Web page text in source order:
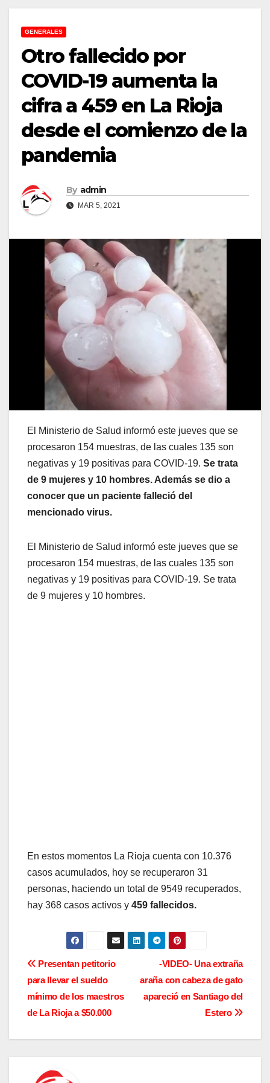
GENERALES
Otro fallecido por
COVID-19 aumenta la
cifra a 459 en La Rioja
desde el comienzo de la
pandemia
By admin
MAR 5, 2021
El Ministerio de Salud informó este jueves que se
procesaron 154 muestras, de las cuales 135 son
negativas y 19 positivas para COVID-19. Se trata
de 9 mujeres y 10 hombres. Además se dio a
conocer que un paciente falleció del
mencionado virus.
El Ministerio de Salud informó este jueves que se
procesaron 154 muestras, de las cuales 135 son
negativas y 19 positivas para COVID-19. Se trata
de 9 mujeres y 10 hombres.
En estos momentos La Rioja cuenta con 10.376
casos acumulados, hoy se recuperaron 31
personas, haciendo un total de 9549 recuperados,
hay 368 casos activos y 459 fallecidos.
N
a
v
e
-VIDEO- Una extraña
araña con cabeza de gato
apareció en Santiago del
Estero
Presentan petitorio
para llevar el sueldo
mínimo de los maestros
de La Rioja a $50.000